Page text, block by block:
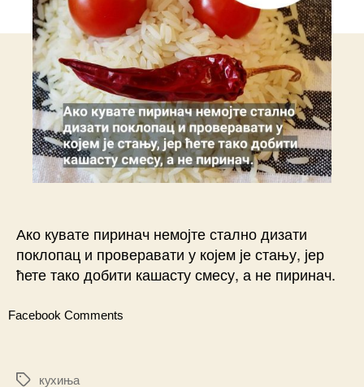
Ако кувате пиринач немојте стално дизати
поклопац и проверавати у којем је стању, јер
ћете тако добити кашасту смесу, а не пиринач.
Facebook Comments
Ознакекухиња